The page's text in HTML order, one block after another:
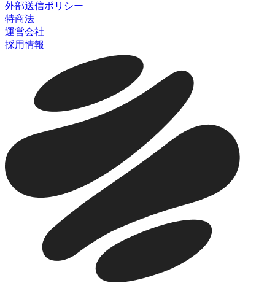
外部送信ポリシー
特商法
運営会社
採用情報